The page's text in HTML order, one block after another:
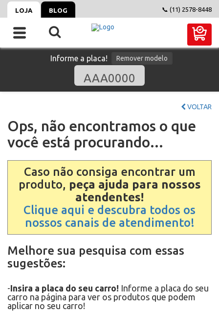
LOJA BLOG 📞 (11) 2578-8448
Informe a placa! Remover modelo
VOLTAR
Ops, não encontramos o que
você está procurando...
Caso não consiga encontrar um
produto, peça ajuda para nossos
atendentes!
Clique aqui e descubra todos os
nossos canais de atendimento!
Melhore sua pesquisa com essas
sugestões:
-Insira a placa do seu carro! Informe a placa do seu
carro na página para ver os produtos que podem
aplicar no seu carro!